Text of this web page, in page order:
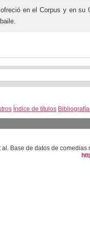
en el Corpus y en su
Índice de títulos
al. Base de datos de